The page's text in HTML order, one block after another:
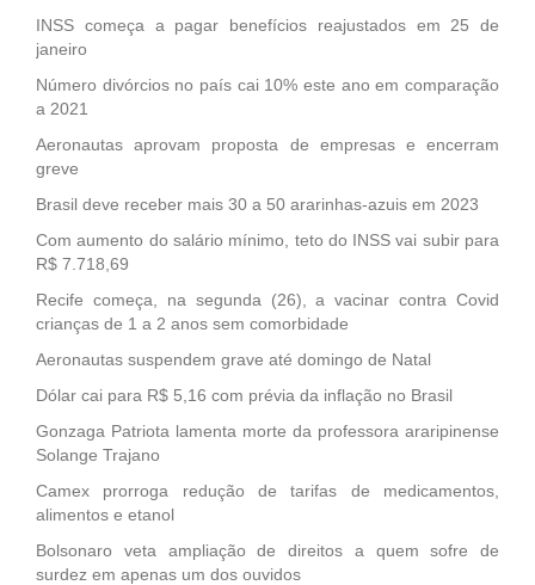
INSS começa a pagar benefícios reajustados em 25 de
janeiro
Número divórcios no país cai 10% este ano em comparação
a 2021
Aeronautas aprovam proposta de empresas e encerram
greve
Brasil deve receber mais 30 a 50 ararinhas-azuis em 2023
Com aumento do salário mínimo, teto do INSS vai subir para
R$ 7.718,69
Recife começa, na segunda (26), a vacinar contra Covid
crianças de 1 a 2 anos sem comorbidade
Aeronautas suspendem grave até domingo de Natal
Dólar cai para R$ 5,16 com prévia da inflação no Brasil
Gonzaga Patriota lamenta morte da professora araripinense
Solange Trajano
Camex prorroga redução de tarifas de medicamentos,
alimentos e etanol
Bolsonaro veta ampliação de direitos a quem sofre de
surdez em apenas um dos ouvidos